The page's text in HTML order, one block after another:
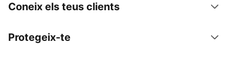
Coneix els teus clients
Protegeix-te